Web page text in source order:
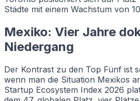
Städte mit einem Wachstum von
Mexiko: Vier Jahre
Niedergang
Der Kontrast zu den Top Fünf ist
wenn man die Situation Mexikos
Startup Ecosystem Index 2026